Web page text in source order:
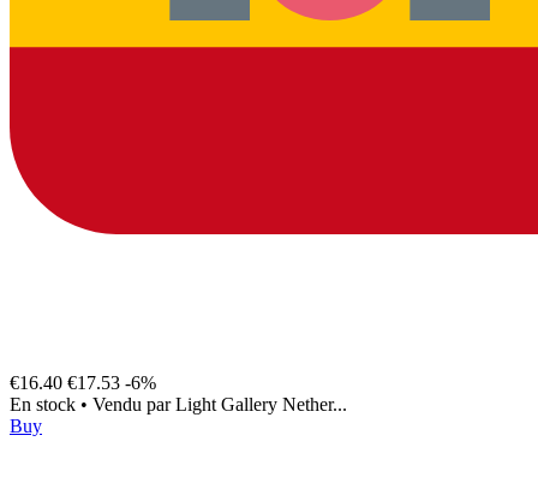
€16.40 €17.53 -6%
En stock • Vendu parLight Gallery Nether...
Buy